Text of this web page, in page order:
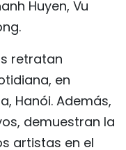
Huyen, Vu
retratan
en
Hanói. Además,
demuestran la
artistas en el